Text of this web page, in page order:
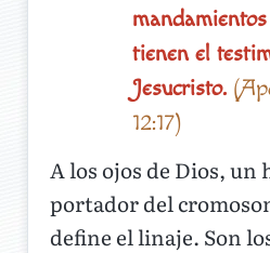
tienen el
Jesucristo.
12:17)
A los ojos de Dios, un
portador del
define el linaje. Son